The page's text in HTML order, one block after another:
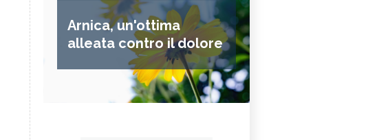
Arnica, un'ottima
alleata contro il dolore